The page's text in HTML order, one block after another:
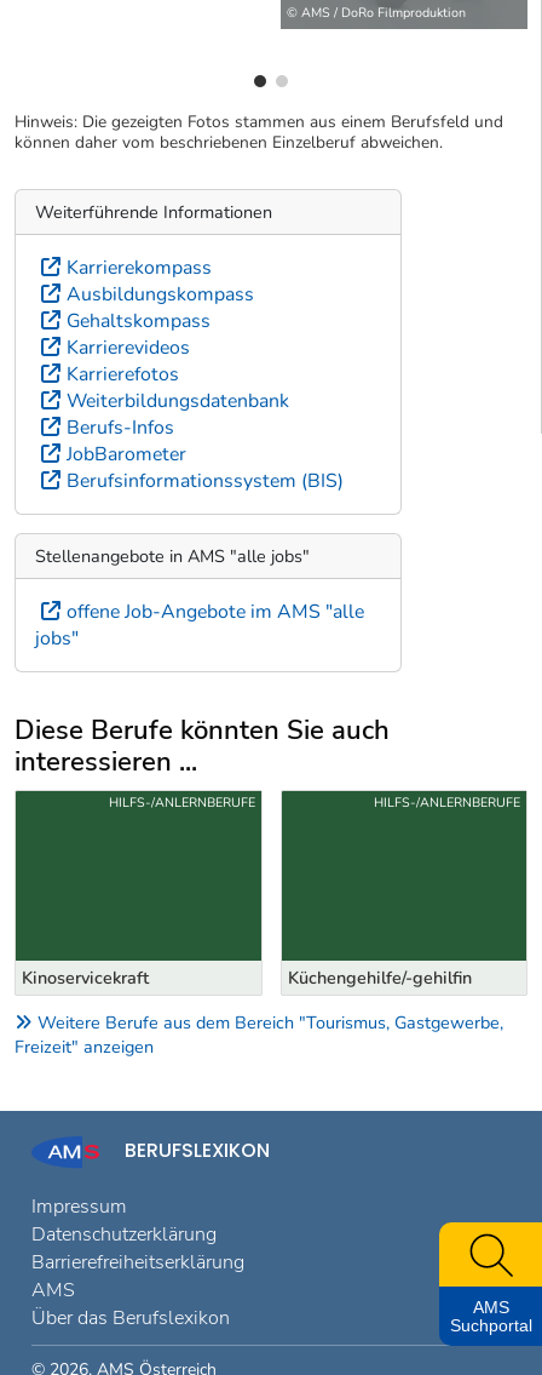
© AMS / DoRo Filmproduktion
Hinweis: Die gezeigten Fotos stammen aus einem Berufsfeld und
können daher vom beschriebenen Einzelberuf abweichen.
Weiterführende Informationen
Karrierekompass
Ausbildungskompass
Gehaltskompass
Karrierevideos
Karrierefotos
Weiterbildungsdatenbank
Berufs-Infos
JobBarometer
Berufsinformationssystem (BIS)
Stellenangebote in AMS "alle jobs"
offene Job-Angebote im AMS "alle
jobs"
Diese Berufe könnten Sie auch
interessieren ...
Uber weitere Berufsvorschläge
Kinoservicekraft
HILFS-/ANLERNBERUFE
Küchengehilfe/-gehilfin
HILFS-/ANLERNBERUFE
Weitere Berufe aus dem Bereich "Tourismus, Gastgewerbe,
Freizeit" anzeigen
BERUFSLEXIKON
Impressum
Datenschutzerklärung
Barrierefreiheitserklärung
AMS
Über das Berufslexikon
© 2026, AMS Österreich
AMS
Suchportal